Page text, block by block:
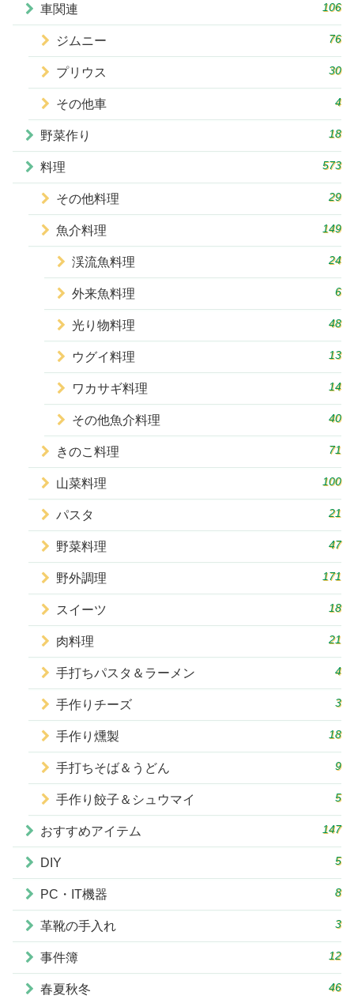
車関連 106
ジムニー 76
プリウス 30
その他車 4
野菜作り 18
料理 573
その他料理 29
魚介料理 149
渓流魚料理 24
外来魚料理 6
光り物料理 48
ウグイ料理 13
ワカサギ料理 14
その他魚介料理 40
きのこ料理 71
山菜料理 100
パスタ 21
野菜料理 47
野外調理 171
スイーツ 18
肉料理 21
手打ちパスタ＆ラーメン 4
手作りチーズ 3
手作り燻製 18
手打ちそば＆うどん 9
手作り餃子＆シュウマイ 5
おすすめアイテム 147
DIY 5
PC・IT機器 8
革靴の手入れ 3
事件簿 12
春夏秋冬 46